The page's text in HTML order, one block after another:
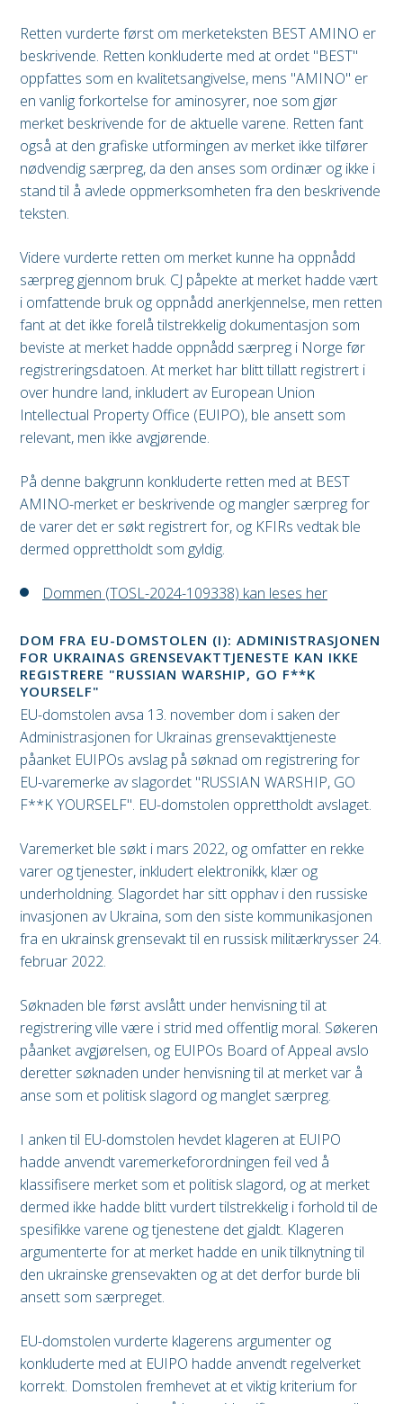
Retten vurderte først om merketeksten BEST AMINO er
beskrivende. Retten konkluderte med at ordet "BEST"
oppfattes som en kvalitetsangivelse, mens "AMINO" er
en vanlig forkortelse for aminosyrer, noe som gjør
merket beskrivende for de aktuelle varene. Retten fant
også at den grafiske utformingen av merket ikke tilfører
nødvendig særpreg, da den anses som ordinær og ikke i
stand til å avlede oppmerksomheten fra den beskrivende
teksten.
Videre vurderte retten om merket kunne ha oppnådd
særpreg gjennom bruk. CJ påpekte at merket hadde vært
i omfattende bruk og oppnådd anerkjennelse, men retten
fant at det ikke forelå tilstrekkelig dokumentasjon som
beviste at merket hadde oppnådd særpreg i Norge før
registreringsdatoen. At merket har blitt tillatt registrert i
over hundre land, inkludert av European Union
Intellectual Property Office (EUIPO), ble ansett som
relevant, men ikke avgjørende.
På denne bakgrunn konkluderte retten med at BEST
AMINO-merket er beskrivende og mangler særpreg for
de varer det er søkt registrert for, og KFIRs vedtak ble
dermed opprettholdt som gyldig.
Dommen (TOSL-2024-109338) kan leses her
DOM FRA EU-DOMSTOLEN (I): ADMINISTRASJONEN
FOR UKRAINAS GRENSEVAKTTJENESTE KAN IKKE
REGISTRERE "RUSSIAN WARSHIP, GO F**K
YOURSELF"
EU-domstolen avsa 13. november dom i saken der
Administrasjonen for Ukrainas grensevakttjeneste
påanket EUIPOs avslag på søknad om registrering for
EU-varemerke av slagordet "RUSSIAN WARSHIP, GO
F**K YOURSELF". EU-domstolen opprettholdt avslaget.
Varemerket ble søkt i mars 2022, og omfatter en rekke
varer og tjenester, inkludert elektronikk, klær og
underholdning. Slagordet har sitt opphav i den russiske
invasjonen av Ukraina, som den siste kommunikasjonen
fra en ukrainsk grensevakt til en russisk militærkrysser 24.
februar 2022.
Søknaden ble først avslått under henvisning til at
registrering ville være i strid med offentlig moral. Søkeren
påanket avgjørelsen, og EUIPOs Board of Appeal avslo
deretter søknaden under henvisning til at merket var å
anse som et politisk slagord og manglet særpreg.
I anken til EU-domstolen hevdet klageren at EUIPO
hadde anvendt varemerkeforordningen feil ved å
klassifisere merket som et politisk slagord, og at merket
dermed ikke hadde blitt vurdert tilstrekkelig i forhold til de
spesifikke varene og tjenestene det gjaldt. Klageren
argumenterte for at merket hadde en unik tilknytning til
den ukrainske grensevakten og at det derfor burde bli
ansett som særpreget.
EU-domstolen vurderte klagerens argumenter og
konkluderte med at EUIPO hadde anvendt regelverket
korrekt. Domstolen fremhevet at et viktig kriterium for